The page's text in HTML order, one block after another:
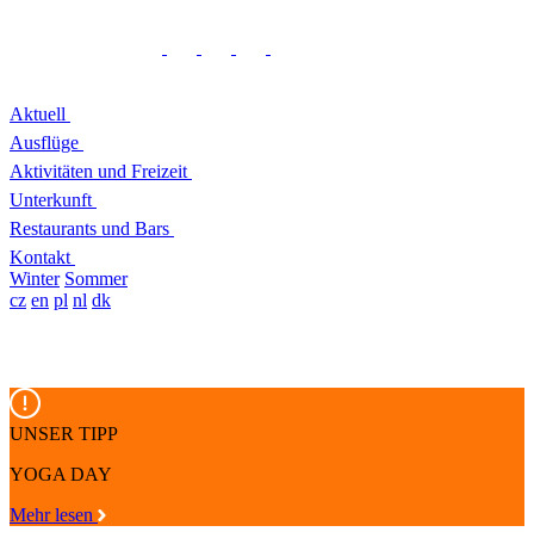
Aktuell
Ausflüge
Aktivitäten und Freizeit
Unterkunft
Restaurants und Bars
Kontakt
Winter Sommer
cz en pl nl dk
UNSER TIPP
YOGA DAY
Mehr lesen